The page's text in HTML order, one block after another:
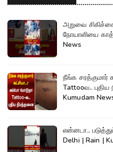
அறுவை
நோயாளியை
News
நீங்க சரத்குமார்
Tattooவ..
Kumudam
என்னடா..
Delhi | Rain |